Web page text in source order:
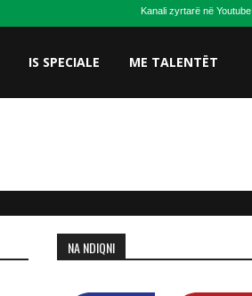
Kanali zyrtarë në Youtube
IS SPECIALE ME TALENTËT
NA NDIQNI